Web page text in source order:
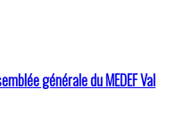
générale du MEDEF Val